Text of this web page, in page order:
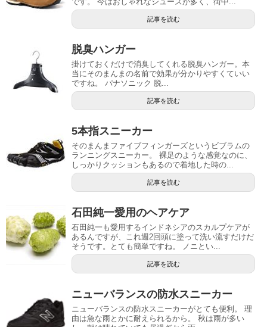
記事を読む
脱臭ハンガー
掛けておくだけで消臭してくれる脱臭ハンガー。本
当にそのまんまの名前で効果が分かりやすくていい
ですね。 パナソニック 脱...
記事を読む
5本指スニーカー
そのまんまファイブフィンガーズというビブラムの
ランニングスニーカー。 裸足のような感覚なのに、
しっかりクッションもあるので着地した時の...
記事を読む
石田純一愛用のヘアケア
石田純一も愛用するインドネシアのスカルプケアが
あるんですが、これ週2回頭に塗って洗い流すだけだ
そうです。とても簡単ですね。 ノニとい...
記事を読む
ニューバランスの防水スニーカー
ニューバランスの防水スニーカーがとても便利。 理
由は急な雨とかに耐えられるから。 秋は雨が多い